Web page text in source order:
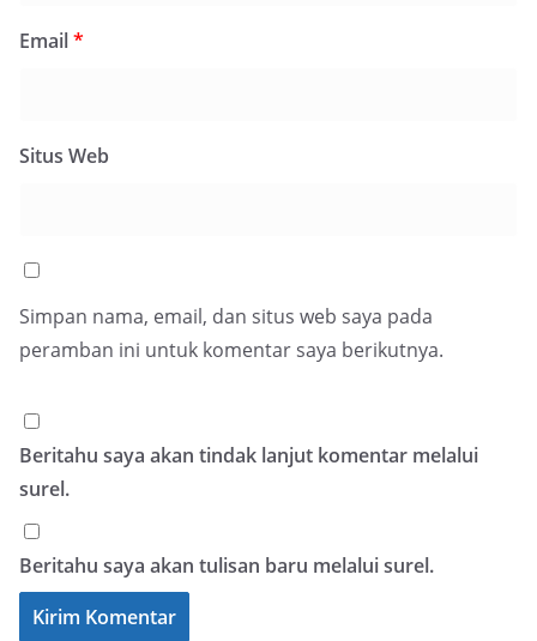
Email*
Situs Web
Simpan nama, email, dan situs web saya pada
peramban ini untuk komentar saya berikutnya.
Beritahu saya akan tindak lanjut komentar melalui
surel.
Beritahu saya akan tulisan baru melalui surel.